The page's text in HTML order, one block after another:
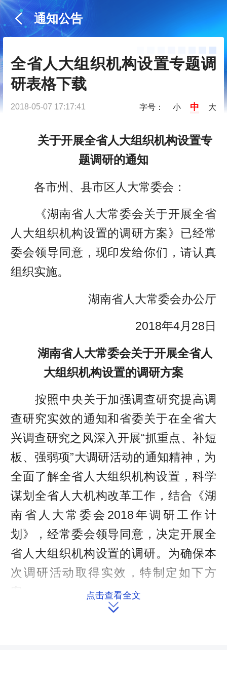
通知公告
全省人大组织机构设置专题调
研表格下载
2018-05-07 17:17:41 字号： 小 中 大
关于开展全省人大组织机构设置专
题调研的通知
各市州、县市区人大常委会：
《湖南省人大常委会关于开展全省
人大组织机构设置的调研方案》已经常
委会领导同意，现印发给你们，请认真
组织实施。
湖南省人大常委会办公厅
2018年4月28日
湖南省人大常委会关于开展全省人
大组织机构设置的调研方案
按照中央关于加强调查研究提高调
查研究实效的通知和省委关于在全省大
兴调查研究之风深入开展“抓重点、补短
板、强弱项”大调研活动的通知精神，为
全面了解全省人大组织机构设置，科学
谋划全省人大机构改革工作，结合《湖
南省人大常委会2018年调研工作计
划》，经常委会领导同意，决定开展全
省人大组织机构设置的调研。为确保本
次调研活动取得实效，特制定如下方
点击查看全文
